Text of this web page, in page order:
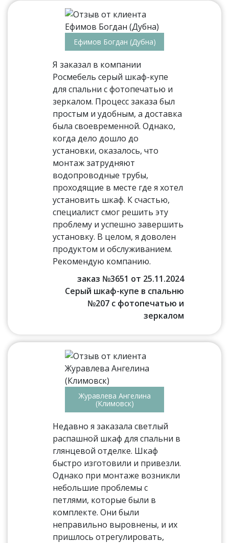
Ефимов Богдан (Дубна)
Я заказал в компании
Росмебель серый шкаф-купе
для спальни с фотопечатью и
зеркалом. Процесс заказа был
простым и удобным, а доставка
была своевременной. Однако,
когда дело дошло до
установки, оказалось, что
монтаж затрудняют
водопроводные трубы,
проходящие в месте где я хотел
установить шкаф. К счастью,
специалист смог решить эту
проблему и успешно завершить
установку. В целом, я доволен
продуктом и обслуживанием.
Рекомендую компанию.
заказ №3651 от 25.11.2024
Серый шкаф-купе в спальню
№207 с фотопечатью и
зеркалом
Журавлева Ангелина
(Климовск)
Недавно я заказала светлый
распашной шкаф для спальни в
глянцевой отделке. Шкаф
быстро изготовили и привезли.
Однако при монтаже возникли
небольшие проблемы с
петлями, которые были в
комплекте. Они были
неправильно выровнены, и их
пришлось отрегулировать,